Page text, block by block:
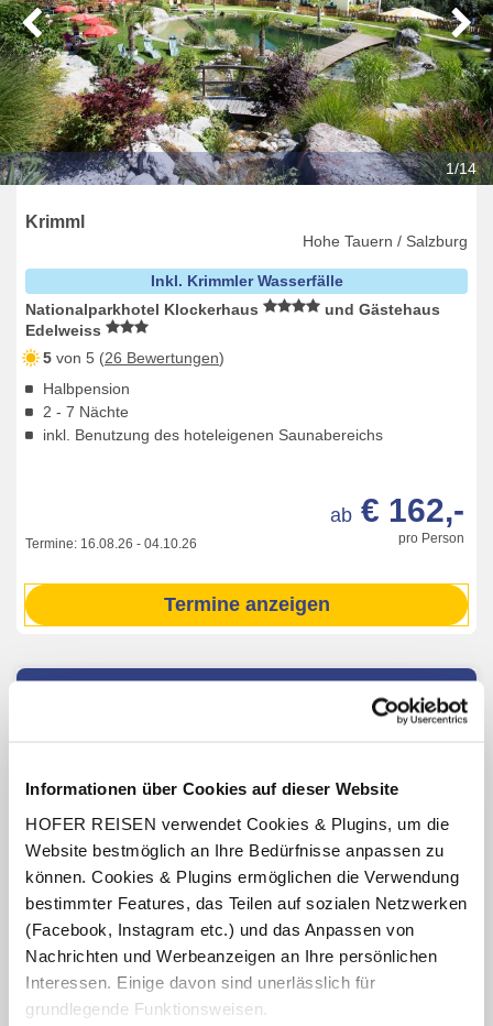
Informationen über Cookies auf dieser Website
HOFER REISEN verwendet Cookies & Plugins, um die
Website bestmöglich an Ihre Bedürfnisse anpassen zu
können. Cookies & Plugins ermöglichen die Verwendung
bestimmter Features, das Teilen auf sozialen Netzwerken
(Facebook, Instagram etc.) und das Anpassen von
Nachrichten und Werbeanzeigen an Ihre persönlichen
Interessen. Einige davon sind unerlässlich für
grundlegende Funktionsweisen.
1/14
Krimml
Hohe Tauern / Salzburg
Inkl. Krimmler Wasserfälle
Nationalparkhotel Klockerhaus
und Gästehaus
Edelweiss
5 von 5 (26 Bewertungen)
Halbpension
2 - 7 Nächte
inkl. Benutzung des hoteleigenen Saunabereichs
Termine: 16.08.26 - 04.10.26 pro Person
ab € 162,-
Termine anzeigen
4-Gang-Wahlmenü, täglich 1 Getränk zum Abendessen
pro Person (Softdrink, 0,5 l Bier oder 0,25 l Wein)
Benutzung des hoteleigenen Saunabereichs
(Öffnungszeiten lt. Aushang vor Ort oder online)
Teilnahme am hoteleigenen Aktiv- und
Unterhaltungsprogramm (lt. Aushang vor Ort oder online)
Täglich Eintritt zu den Krimmler Wasserfällen
(Öffnungszeiten lt. Aushang vor Ort oder online)